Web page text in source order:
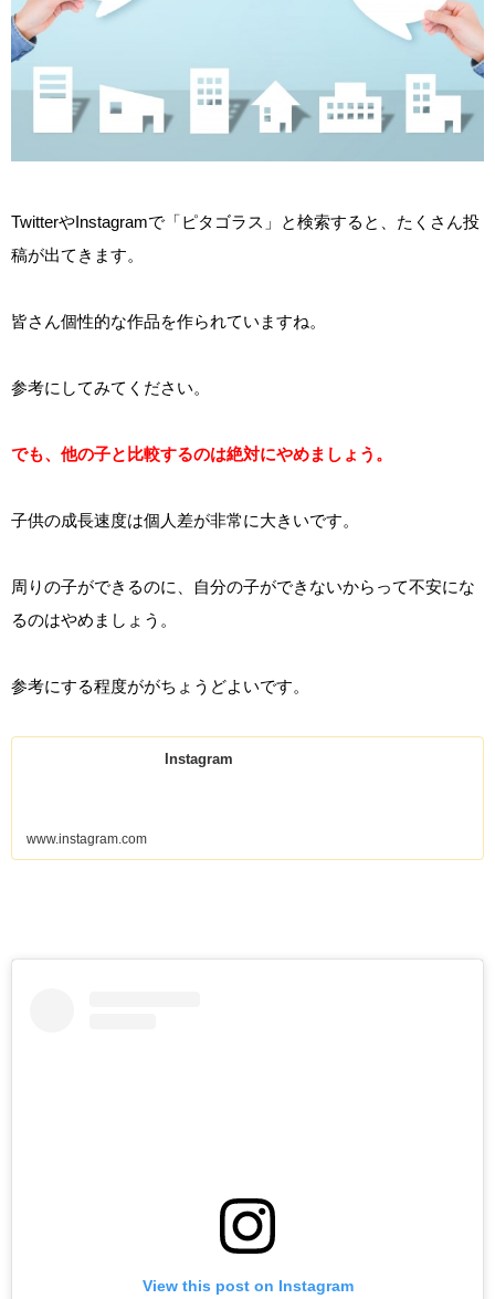
TwitterやInstagramで「ピタゴラス」と検索すると、たくさん投
稿が出てきます。
皆さん個性的な作品を作られていますね。
参考にしてみてください。
でも、他の子と比較するのは絶対にやめましょう。
子供の成長速度は個人差が非常に大きいです。
周りの子ができるのに、自分の子ができないからって不安にな
るのはやめましょう。
参考にする程度ががちょうどよいです。
Instagram
www.instagram.com
View this post on Instagram